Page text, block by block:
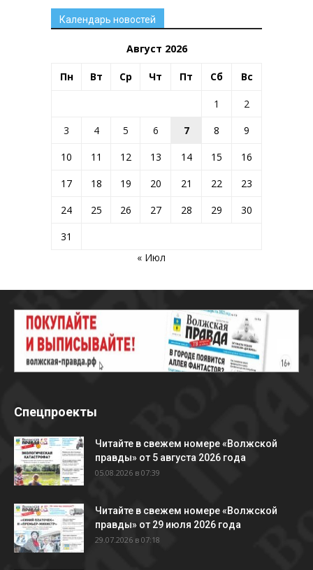
Календарь новостей
Август 2026
Пн Вт Ср Чт Пт Сб Вс
1
2
3
4 5 6 7 8
9
10
11 12 13 14 15
16
17
18 19 20 21 22
23
24
25 26 27 28 29
30
31
« Июл
Спецпроекты
Читайте в свежем номере «Волжской
правды» от 5 августа 2026 года
05.08.2026 в 07:39
Читайте в свежем номере «Волжской
правды» от 29 июля 2026 года
29.07.2026 в 07:18